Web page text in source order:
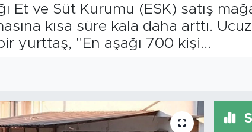
Et ve Süt Kurumu (ESK) satış
kısa süre kala daha arttı.
yurttaş, "En aşağı 700 kişi...